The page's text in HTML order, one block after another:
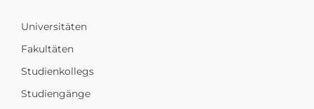
Universitäten
Fakultäten
Studienkollegs
Studiengänge